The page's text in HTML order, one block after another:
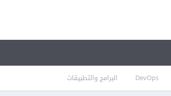
DevOps البرامج والتطبيقات